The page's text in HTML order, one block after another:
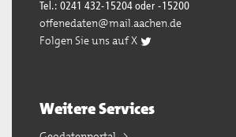
Tel.: 0241 432-15204 oder -15200
offenedaten@mail.aachen.de
Folgen Sie uns auf X
Weitere Services